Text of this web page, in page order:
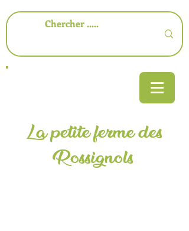
La petite ferme des
Rossignols